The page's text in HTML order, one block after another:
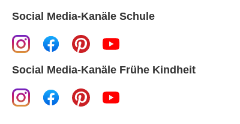
Social Media-Kanäle Schule
Social Media-Kanäle Frühe Kindheit